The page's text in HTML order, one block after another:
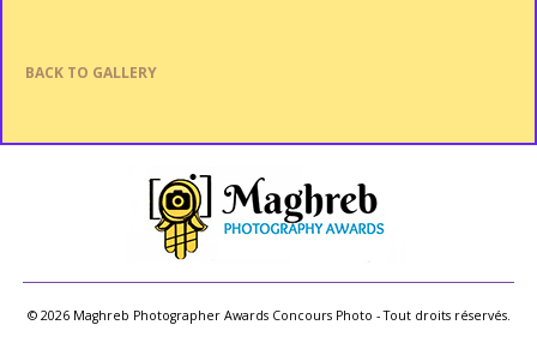
BACK TO GALLERY
© 2026 Maghreb Photographer Awards Concours Photo - Tout droits réservés.